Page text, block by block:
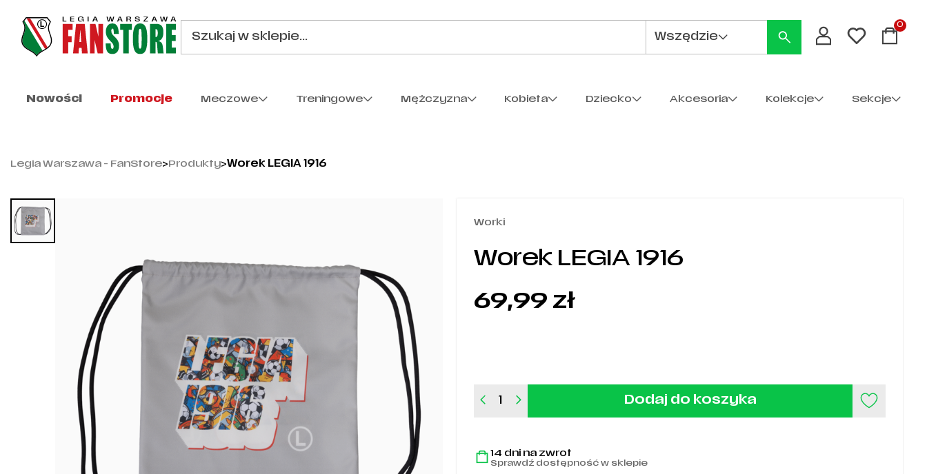
Wszędzie
0
Nowości Promocje Meczowe Treningowe Mężczyzna Kobieta Dziecko Akcesoria Kolekcje Sekcje
Legia Warszawa - FanStore>Produkty>Worek LEGIA 1916
Worki
Worek LEGIA 1916
69,99 zł
ilość
Dodaj do koszyka
14 dni na zwrot
Sprawdź dostępność w sklepie